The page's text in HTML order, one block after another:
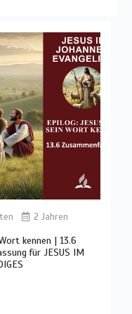
2 Jahren
kennen | 13.6
für JESUS IM